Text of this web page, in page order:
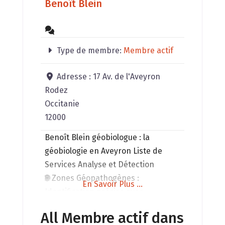
Benoît Blein
Type de membre: Membre actif
Adresse : 17 Av. de l'Aveyron
Rodez
Occitanie
12000
Benoît Blein géobiologue ​: la
géobiologie en Aveyron Liste de
Services Analyse et Détection
🌐 Zones Géopathogènes :
Électromagnétiques HF : Sécurisez
En Savoir Plus ...
All Membre actif dans